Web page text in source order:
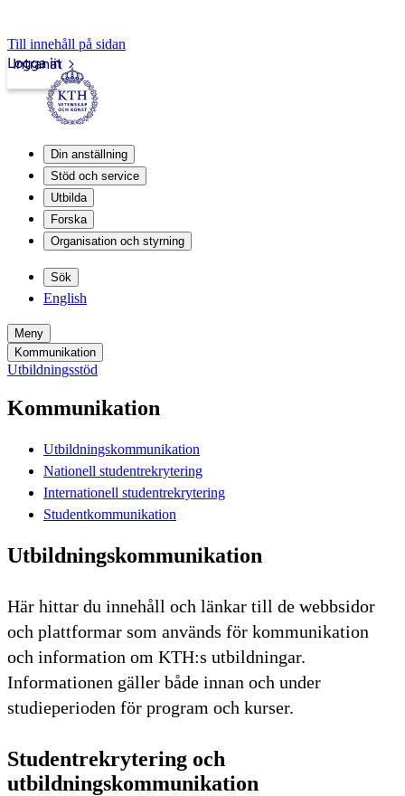
Till innehåll på sidan
Intranät
Logga in
Din anställning
Stöd och service
Utbilda
Forska
Organisation och styrning
Sök
English
Meny
Kommunikation
Utbildningsstöd
Kommunikation
Utbildningskommunikation
Nationell studentrekrytering
Internationell studentrekrytering
Studentkommunikation
Utbildningskommunikation
Här hittar du innehåll och länkar till de webbsidor
och plattformar som används för kommunikation
och information om KTH:s utbildningar.
Informationen gäller både innan och under
studieperioden för program och kurser.
Studentrekrytering och
utbildningskommunikation